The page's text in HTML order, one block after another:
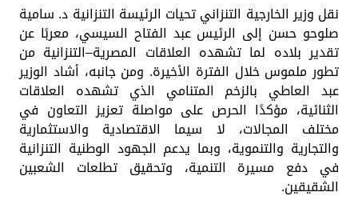
نقل وزير الخارجية التنزاني تحيات الرئيسة التنزانية د. سامية
صلوحو حسن إلى الرئيس عبد الفتاح السيسي، معربًا عن
تقدير بلاده لما تشهده العلاقات المصرية–التنزانية من
تطور ملموس خلال الفترة الأخيرة. ومن جانبه، أشاد الوزير
عبد العاطي بالزخم المتنامي الذي تشهده العلاقات
الثنائية، مؤكدًا الحرص على مواصلة تعزيز التعاون في
مختلف المجالات، لا سيما الاقتصادية والاستثمارية
والتجارية والتنموية، وبما يدعم الجهود الوطنية التنزانية
في دفع مسيرة التنمية، وتحقيق تطلعات الشعبين
الشقيقين.